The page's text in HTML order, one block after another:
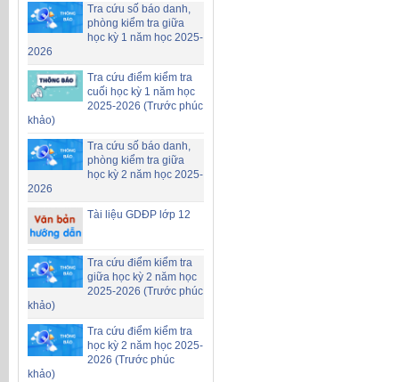
Tra cứu số báo danh,
phòng kiểm tra giữa
học kỳ 1 năm học 2025-
2026
Tra cứu điểm kiểm tra
cuối học kỳ 1 năm học
2025-2026 (Trước phúc
khảo)
Tra cứu số báo danh,
phòng kiểm tra giữa
học kỳ 2 năm học 2025-
2026
Tài liệu GDĐP lớp 12
Tra cứu điểm kiểm tra
giữa học kỳ 2 năm học
2025-2026 (Trước phúc
khảo)
Tra cứu điểm kiểm tra
học kỳ 2 năm học 2025-
2026 (Trước phúc
khảo)